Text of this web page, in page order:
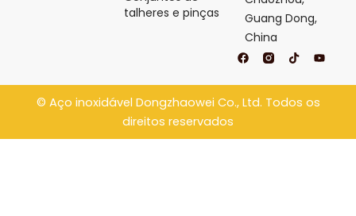
talheres e pinças
Guang Dong,
China
F
a
e
b
o
T
i
t
o
k
Y
o
t
u
b
© Aço inoxidável Dongzhaowei Co., Ltd. Todos os
direitos reservados